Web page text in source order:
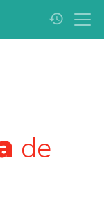
history
de